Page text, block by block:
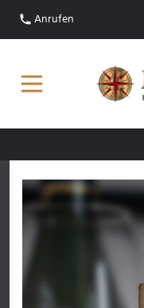
Anrufen